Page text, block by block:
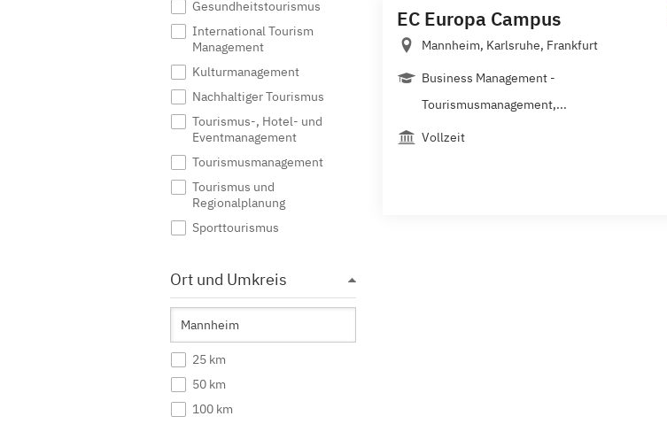
Gesundheitstourismus
International Tourism
Management
Kulturmanagement
Nachhaltiger Tourismus
Tourismus-, Hotel- und
Eventmanagement
Tourismusmanagement
Tourismus und
Regionalplanung
Sporttourismus
Ort und Umkreis
25 km
50 km
100 km
EC Europa Campus
Mannheim, Karlsruhe, Frankfurt
Business Management -
Tourismusmanagement,...
Vollzeit